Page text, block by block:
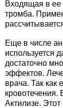
Входящая в ее
тромба.
Еще в числе
используется
достаточно
эффектов.
врача. Так как
кровотечения.
Актилизе.